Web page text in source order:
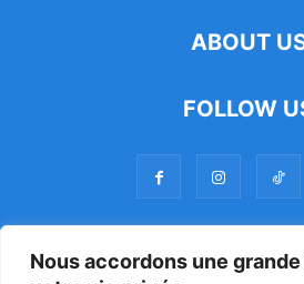
Nous accordons une
ABOUT
FOLLOW
47ᵉ Assemblée Mondiale sur la